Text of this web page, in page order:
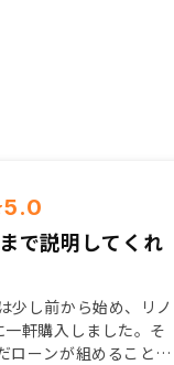
5.0
で説明してくれ
少し前から始め、リノ
一軒購入しました。そ
ローンが組めることが